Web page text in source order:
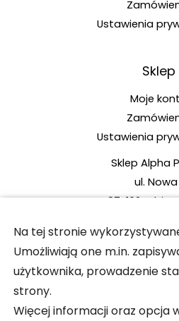
Ustawienia
Sklep
Moje
Ustawienia
Sklep Alpha
ul. Nowa
87-162
e-mail:
Na tej stronie
Umożliwiają one m.in.
użytkownika, prowadzenie
strony.
Więcej informacji oraz opcja